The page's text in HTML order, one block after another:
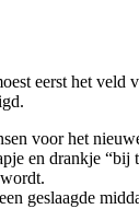
eerst het
voor het
en drankje
geslaagde